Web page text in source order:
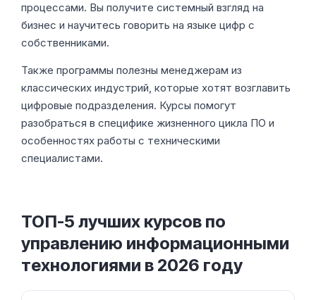
процессами. Вы получите системный взгляд на
бизнес и научитесь говорить на языке цифр с
собственниками.
Также программы полезны менеджерам из
классических индустрий, которые хотят возглавить
цифровые подразделения. Курсы помогут
разобраться в специфике жизненного цикла ПО и
особенностях работы с техническими
специалистами.
ТОП-5 лучших курсов по
управлению информационными
технологиями в 2026 году